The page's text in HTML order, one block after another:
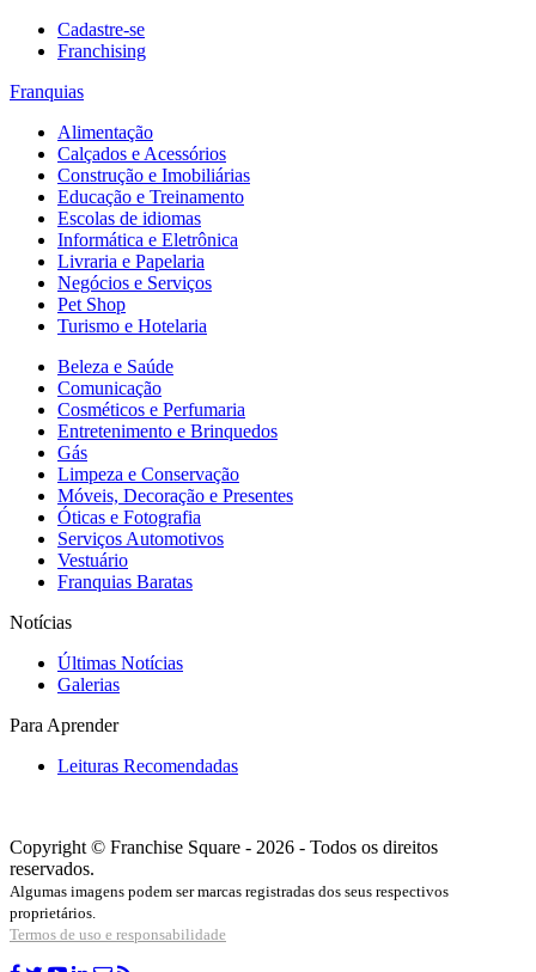
Cadastre-se
Franchising
Franquias
Alimentação
Calçados e Acessórios
Construção e Imobiliárias
Educação e Treinamento
Escolas de idiomas
Informática e Eletrônica
Livraria e Papelaria
Negócios e Serviços
Pet Shop
Turismo e Hotelaria
Beleza e Saúde
Comunicação
Cosméticos e Perfumaria
Entretenimento e Brinquedos
Gás
Limpeza e Conservação
Móveis, Decoração e Presentes
Óticas e Fotografia
Serviços Automotivos
Vestuário
Franquias Baratas
Notícias
Últimas Notícias
Galerias
Para Aprender
Leituras Recomendadas
Copyright © Franchise Square - 2026 - Todos os direitos
reservados.
Algumas imagens podem ser marcas registradas dos seus respectivos
proprietários.
Termos de uso e responsabilidade